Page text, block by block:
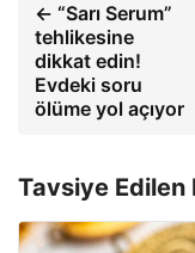
← “Sarı Serum”
tehlikesine
dikkat edin!
Evdeki soru
ölüme yol açıyor
Tavsiye Edilen